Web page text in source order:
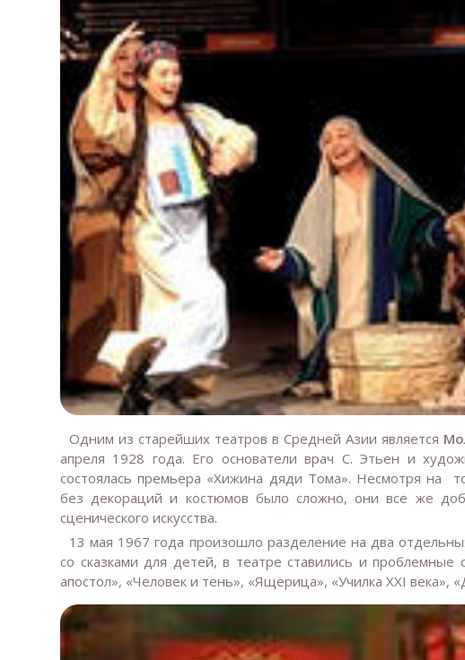
Одним из старейших театров в Средней Азии является
апреля 1928 года. Его основатели врач С. Этьен и
состоялась премьера «Хижина дяди Тома». Несмотря на
без декораций и костюмов было сложно, они все же
сценического искусства.
13 мая 1967 года произошло разделение на два
со сказками для детей, в театре ставились и проблемные
апостол», «Человек и тень», «Ящерица», «Училка XXI века»,